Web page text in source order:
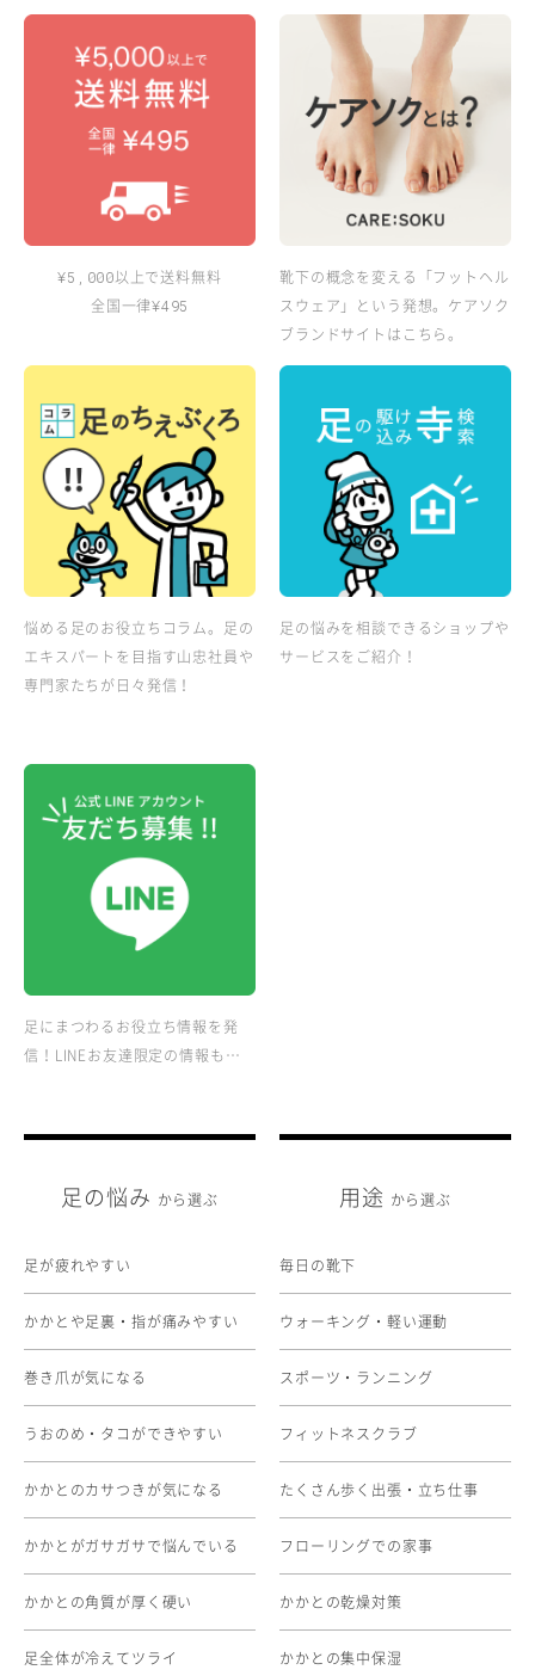
¥5,000以上で送料無料
全国一律¥495
靴下の概念を変える「フットヘル
スウェア」という発想。ケアソク
ブランドサイトはこちら。
悩める足のお役立ちコラム。足の
エキスパートを目指す山忠社員や
専門家たちが日々発信！
足の悩みを相談できるショップや
サービスをご紹介！
足にまつわるお役立ち情報を発
信！LINEお友達限定の情報も…
足の悩み から選ぶ
足が疲れやすい
かかとや足裏・指が痛みやすい
巻き爪が気になる
うおのめ・タコができやすい
かかとのカサつきが気になる
かかとがガサガサで悩んでいる
かかとの角質が厚く硬い
足全体が冷えてツライ
用途 から選ぶ
毎日の靴下
ウォーキング・軽い運動
スポーツ・ランニング
フィットネスクラブ
たくさん歩く出張・立ち仕事
フローリングでの家事
かかとの乾燥対策
かかとの集中保湿